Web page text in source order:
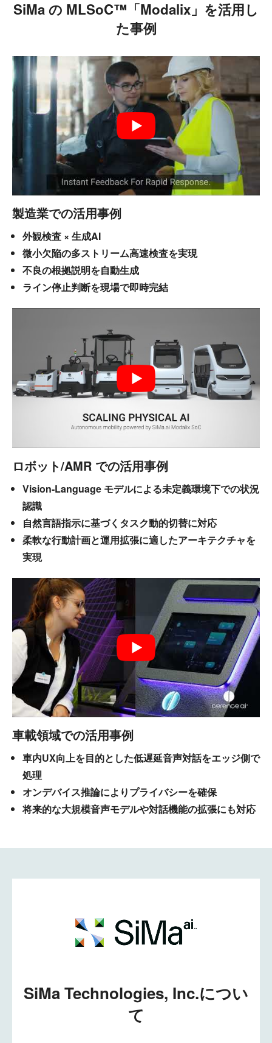
SiMa の MLSoC™「Modalix」を活用し
た事例
製造業での活用事例
外観検査 × 生成AI
微小欠陥の多ストリーム高速検査を実現
不良の根拠説明を自動生成
ライン停止判断を現場で即時完結
ロボット/AMR での活用事例
Vision-Language モデルによる未定義環境下での状況
認識
自然言語指示に基づくタスク動的切替に対応
柔軟な行動計画と運用拡張に適したアーキテクチャを
実現
車載領域での活用事例
車内UX向上を目的とした低遅延音声対話をエッジ側で
処理
オンデバイス推論によりプライバシーを確保
将来的な大規模音声モデルや対話機能の拡張にも対応
SiMa Technologies, Inc.につい
て